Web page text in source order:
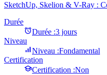
SketchUp, Skelion & V-Ray :
Durée
Durée :3 jours
Niveau
Niveau :Fondamental
Certification
Certification :Non